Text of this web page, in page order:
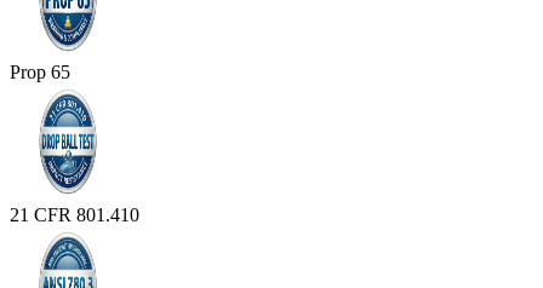
Prop 65
21 CFR 801.410